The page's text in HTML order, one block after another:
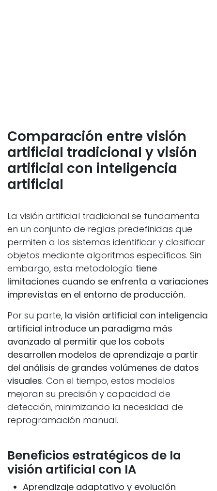
Comparación entre visión
artificial tradicional y visión
artificial con inteligencia
artificial
La visión artificial tradicional se fundamenta
en un conjunto de reglas predefinidas que
permiten a los sistemas identificar y clasificar
objetos mediante algoritmos específicos. Sin
embargo, esta metodología tiene
limitaciones cuando se enfrenta a variaciones
imprevistas en el entorno de producción.
Por su parte, la visión artificial con inteligencia
artificial introduce un paradigma más
avanzado al permitir que los cobots
desarrollen modelos de aprendizaje a partir
del análisis de grandes volúmenes de datos
visuales. Con el tiempo, estos modelos
mejoran su precisión y capacidad de
detección, minimizando la necesidad de
reprogramación manual.
Beneficios estratégicos de la
visión artificial con IA
Aprendizaje adaptativo y evolución